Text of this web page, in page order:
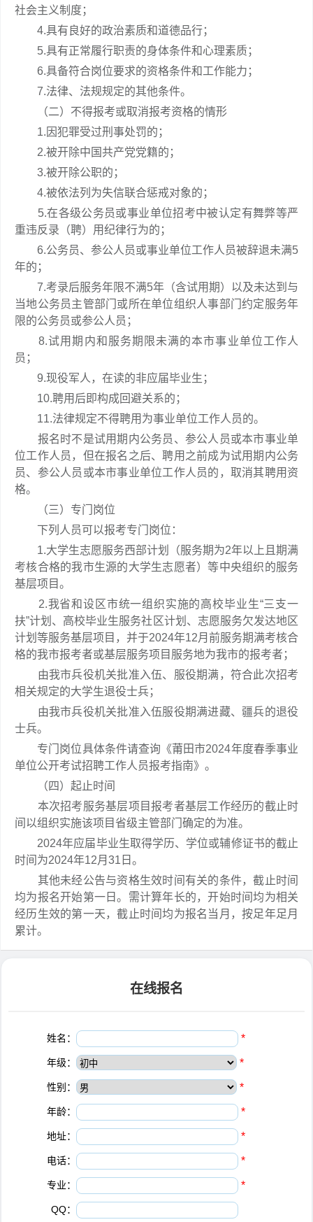
社会主义制度；
4.具有良好的政治素质和道德品行；
5.具有正常履行职责的身体条件和心理素质；
6.具备符合岗位要求的资格条件和工作能力；
7.法律、法规规定的其他条件。
（二）不得报考或取消报考资格的情形
1.因犯罪受过刑事处罚的；
2.被开除中国共产党党籍的；
3.被开除公职的；
4.被依法列为失信联合惩戒对象的；
5.在各级公务员或事业单位招考中被认定有舞弊等严
重违反录（聘）用纪律行为的；
6.公务员、参公人员或事业单位工作人员被辞退未满5
年的；
7.考录后服务年限不满5年（含试用期）以及未达到与
当地公务员主管部门或所在单位组织人事部门约定服务年
限的公务员或参公人员；
8.试用期内和服务期限未满的本市事业单位工作人
员；
9.现役军人，在读的非应届毕业生；
10.聘用后即构成回避关系的；
11.法律规定不得聘用为事业单位工作人员的。
报名时不是试用期内公务员、参公人员或本市事业单
位工作人员，但在报名之后、聘用之前成为试用期内公务
员、参公人员或本市事业单位工作人员的，取消其聘用资
格。
（三）专门岗位
下列人员可以报考专门岗位：
1.大学生志愿服务西部计划（服务期为2年以上且期满
考核合格的我市生源的大学生志愿者）等中央组织的服务
基层项目。
2.我省和设区市统一组织实施的高校毕业生“三支一
扶”计划、高校毕业生服务社区计划、志愿服务欠发达地区
计划等服务基层项目，并于2024年12月前服务期满考核合
格的我市报考者或基层服务项目服务地为我市的报考者；
由我市兵役机关批准入伍、服役期满，符合此次招考
相关规定的大学生退役士兵；
由我市兵役机关批准入伍服役期满进藏、疆兵的退役
士兵。
专门岗位具体条件请查询《莆田市2024年度春季事业
单位公开考试招聘工作人员报考指南》。
（四）起止时间
本次招考服务基层项目报考者基层工作经历的截止时
间以组织实施该项目省级主管部门确定的为准。
2024年应届毕业生取得学历、学位或辅修证书的截止
时间为2024年12月31日。
其他未经公告与资格生效时间有关的条件，截止时间
均为报名开始第一日。需计算年长的，开始时间均为相关
经历生效的第一天，截止时间均为报名当月，按足年足月
累计。
在线报名
姓名： *
年级： *
性别： *
年龄： *
地址： *
电话： *
专业： *
QQ：